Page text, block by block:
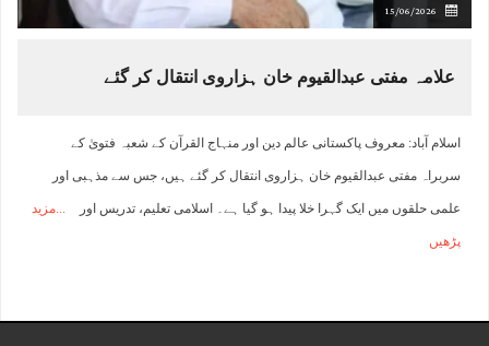
15/06/2026
علامہ مفتی عبدالقیوم خان ہزاروی انتقال کر گئے
اسلام آباد: معروف پاکستانی عالم دین اور منہاج القرآن کے شعبہ فتویٰ کے
سربراہ مفتی عبدالقیوم خان ہزاروی انتقال کر گئے ہیں، جس سے مذہبی اور
علمی حلقوں میں ایک گہرا خلا پیدا ہو گیا ہے۔ اسلامی تعلیم، تدریس اور مزید
پڑھیں